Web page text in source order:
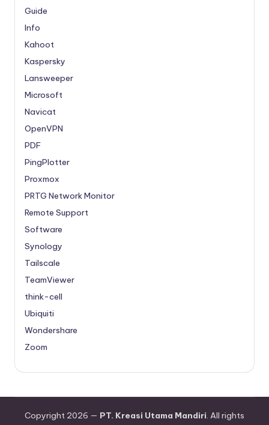
Guide
Info
Kahoot
Kaspersky
Lansweeper
Microsoft
Navicat
OpenVPN
PDF
PingPlotter
Proxmox
PRTG Network Monitor
Remote Support
Software
Synology
Tailscale
TeamViewer
think-cell
Ubiquiti
Wondershare
Zoom
Copyright 2026 — PT. Kreasi Utama Mandiri. All rights